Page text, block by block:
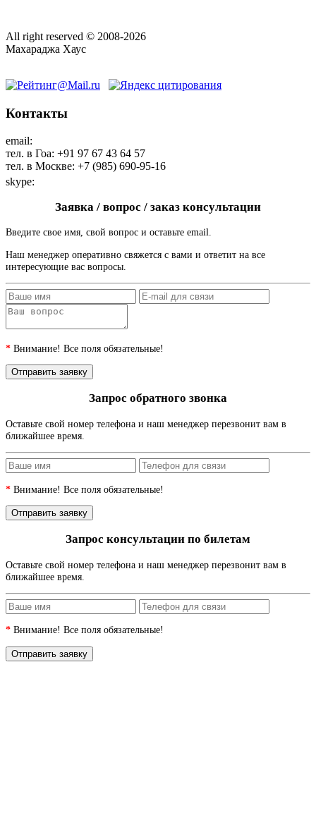
All right reserved © 2008-2026
Махараджа Хаус
Контакты
email:
тел. в Гоа: +91 97 67 43 64 57
тел. в Москве: +7 (985) 690-95-16
skype:
Заявка / вопрос / заказ консультации
Введите свое имя, свой вопрос и оставьте email.
Наш менеджер оперативно свяжется с вами и ответит на все
интересующие вас вопросы.
* Внимание! Все поля обязательные!
Запрос обратного звонка
Оставьте свой номер телефона и наш менеджер перезвонит вам в
ближайшее время.
* Внимание! Все поля обязательные!
Запрос консультации по билетам
Оставьте свой номер телефона и наш менеджер перезвонит вам в
ближайшее время.
* Внимание! Все поля обязательные!